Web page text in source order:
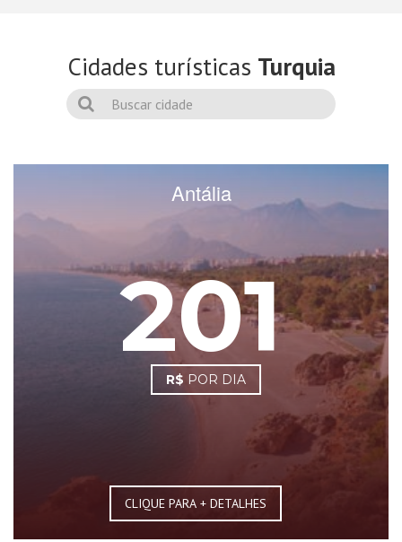
Cidades turísticas Turquia
201
R$ POR DIA
Antália
CLIQUE PARA + DETALHES